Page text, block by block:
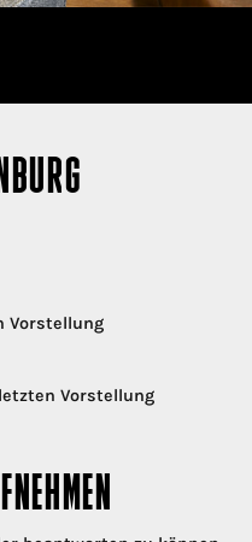
Vorstellung
Vorstellung